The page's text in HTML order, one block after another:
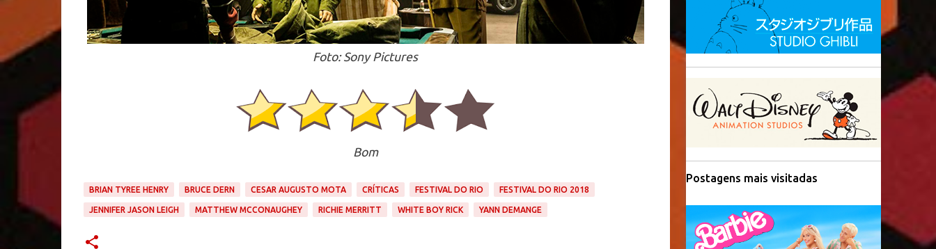
Foto: Sony Pictures
Bom
BRIAN TYREE HENRY BRUCE DERN CESAR AUGUSTO MOTA CRÍTICAS FESTIVAL DO RIO FESTIVAL DO RIO 2018
JENNIFER JASON LEIGH MATTHEW MCCONAUGHEY RICHIE MERRITT WHITE BOY RICK YANN DEMANGE
Postagens mais visitadas